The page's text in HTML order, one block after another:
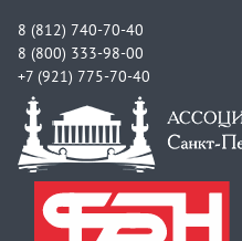
8 (812) 740-70-40
8 (800) 333-98-00
+7 (921) 775-70-40